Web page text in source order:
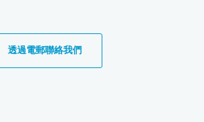
透過電郵聯絡我們